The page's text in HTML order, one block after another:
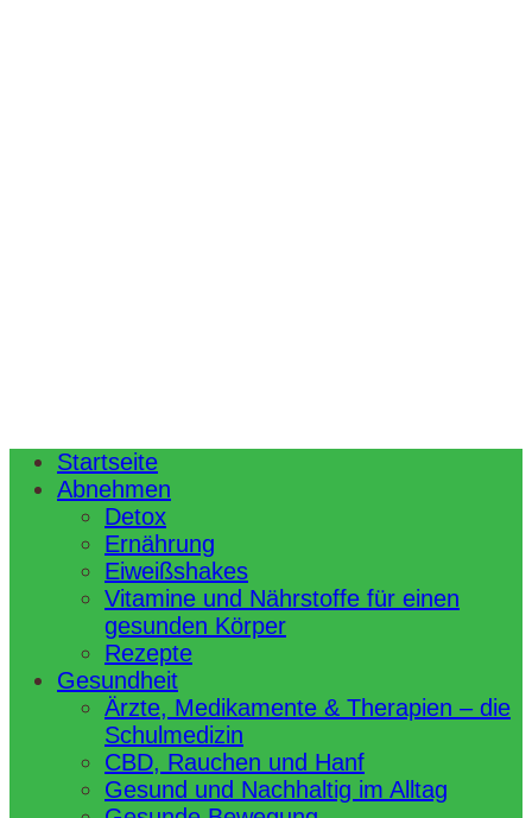
Startseite
Abnehmen
Detox
Ernährung
Eiweißshakes
Vitamine und Nährstoffe für einen
gesunden Körper
Rezepte
Gesundheit
Ärzte, Medikamente & Therapien – die
Schulmedizin
CBD, Rauchen und Hanf
Gesund und Nachhaltig im Alltag